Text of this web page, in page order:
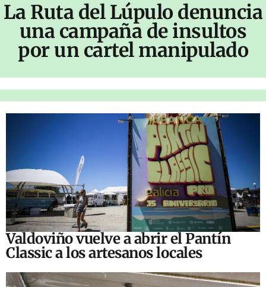
La Ruta del Lúpulo denuncia
una campaña de insultos
por un cartel manipulado
Valdoviño vuelve a abrir el Pantín
Classic a los artesanos locales